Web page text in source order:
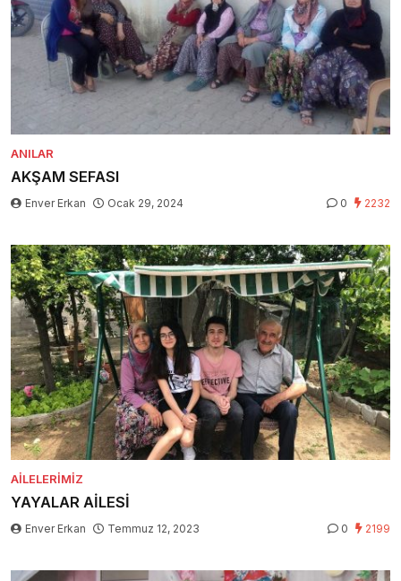
ANILAR
AKŞAM SEFASI
Enver Erkan Ocak 29, 2024 0 2232
AILELERIMIZ
YAYALAR AİLESİ
Enver Erkan Temmuz 12, 2023 0 2199